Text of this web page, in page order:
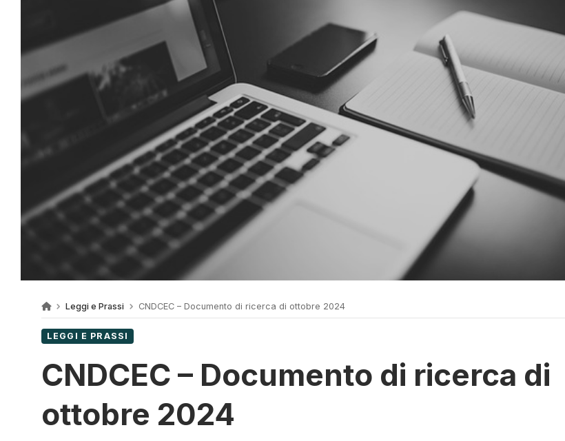
Leggi e Prassi CNDCEC – Documento di ricerca di ottobre 2024
LEGGI E PRASSI
CNDCEC – Documento di ricerca di
ottobre 2024